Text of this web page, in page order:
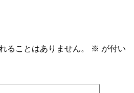
ることはありません。 ※ が付い